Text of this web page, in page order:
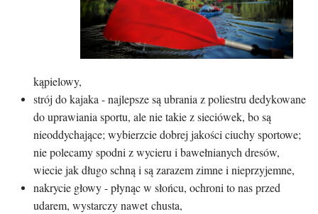
kąpielowy,
strój do kajaka - najlepsze są ubrania z poliestru dedykowane
do uprawiania sportu, ale nie takie z sieciówek, bo są
nieoddychające; wybierzcie dobrej jakości ciuchy sportowe;
nie polecamy spodni z wycieru i bawełnianych dresów,
wiecie jak długo schną i są zarazem zimne i nieprzyjemne,
nakrycie głowy - płynąc w słońcu, ochroni to nas przed
udarem, wystarczy nawet chusta,